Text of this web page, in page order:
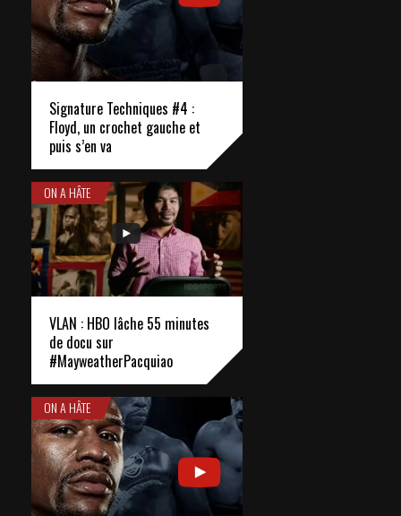
Signature Techniques #4 :
Floyd, un crochet gauche et
puis s’en va
ON A HÂTE
VLAN : HBO lâche 55 minutes
de docu sur
#MayweatherPacquiao
ON A HÂTE